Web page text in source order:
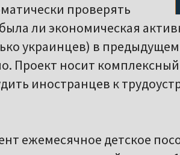
проверять
ли экономическая
украинцев) в
Проект носит комплексный
иностранцев к
ежемесячное детское